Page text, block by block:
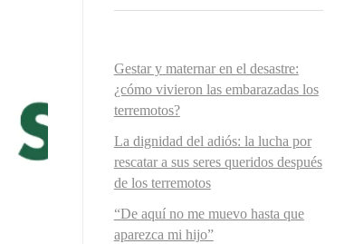
Gestar y maternar en el desastre:
¿cómo vivieron las embarazadas los
terremotos?
La dignidad del adiós: la lucha por
rescatar a sus seres queridos después
de los terremotos
“De aquí no me muevo hasta que
aparezca mi hijo”